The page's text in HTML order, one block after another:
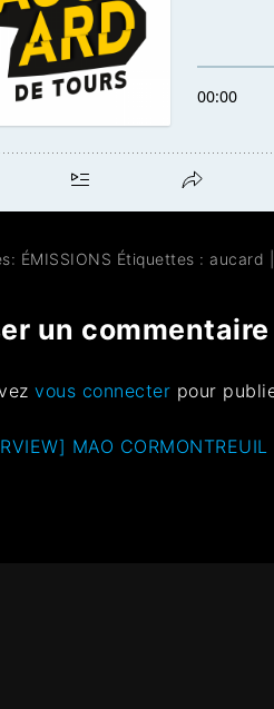
ÉMISSIONS Étiquettes : aucard
un commentaire
vous connecter pour
MAO CORMONTREUIL